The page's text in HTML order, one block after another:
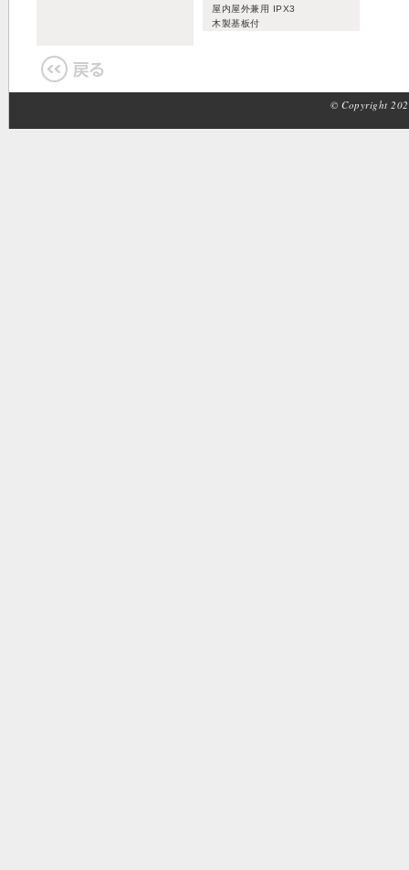
屋内屋外兼用 IPX3
木製基板付
© Copyright